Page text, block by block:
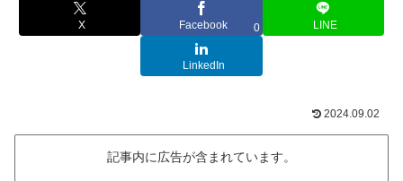
X Facebook 0 LINE
LinkedIn
2024.09.02
記事内に広告が含まれています。